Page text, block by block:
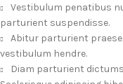
Vestibulum penatibus
parturient suspendisse.
Abitur parturient
vestibulum hendre.
Diam parturient